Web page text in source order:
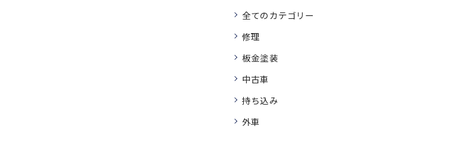
全てのカテゴリー
修理
板金塗装
中古車
持ち込み
外車